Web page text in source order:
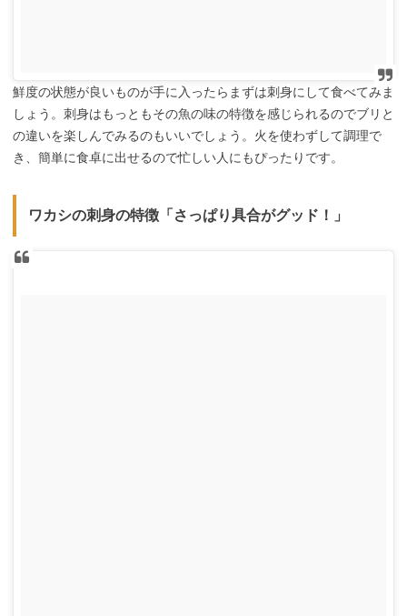
鮮度の状態が良いものが手に入ったらまずは刺身にして食べてみま
しょう。刺身はもっともその魚の味の特徴を感じられるのでブリと
の違いを楽しんでみるのもいいでしょう。火を使わずして調理で
き、簡単に食卓に出せるので忙しい人にもぴったりです。
ワカシの刺身の特徴「さっぱり具合がグッド！」